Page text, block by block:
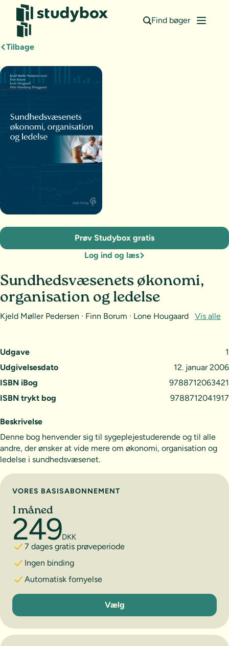
Find bøger
Tilbage
Udgave
1
Udgivelsesdato
12. januar 2006
ISBN iBog
9788712063421
ISBN trykt bog
9788712041917
Sundhedsvæsenets økonomi,
organisation og ledelse
Kjeld Møller Pedersen · Finn Borum · Lone Hougaard Vis alle
Prøv Studybox gratis
Log ind og læs
Beskrivelse
Denne bog henvender sig til sygeplejestuderende og til alle
andre, der ønsker at vide mere om økonomi, organisation og
ledelse i sundhedsvæsenet.
Vælg abonnement
VORES BASISABONNEMENT
1 måned
249DKK
7 dages gratis prøveperiode
Ingen binding
Automatisk fornyelse
1 måned
Vælg